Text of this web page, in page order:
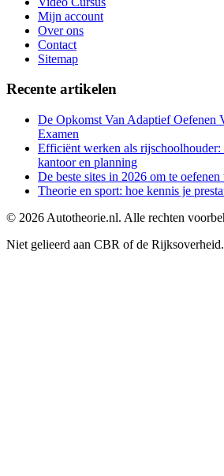
Mijn account
Over ons
Contact
Sitemap
Recente artikelen
De Opkomst Van Adaptief Oefenen
Examen
Efficiënt werken als rijschoolhouder:
kantoor en planning
De beste sites in 2026 om te
Theorie en sport: hoe kennis je
© 2026 Autotheorie.nl. Alle rechten
Niet gelieerd aan CBR of de Rijksoverheid.